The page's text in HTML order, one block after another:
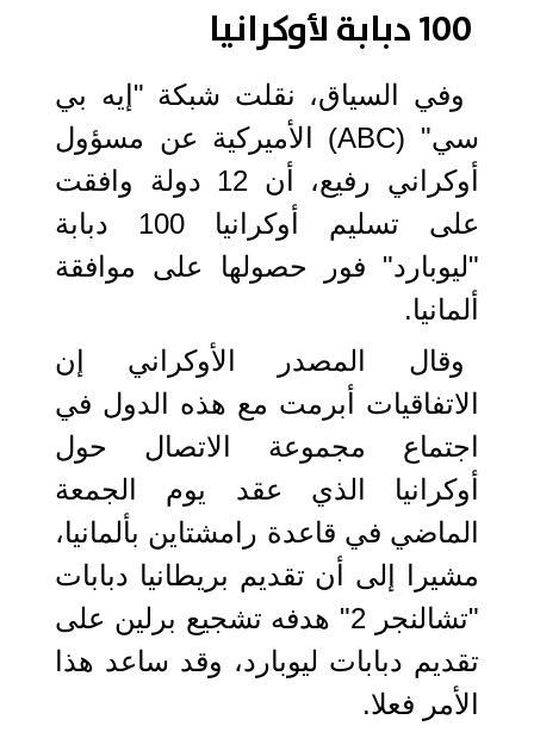
100 دبابة لأوكرانيا
وفي السياق، نقلت شبكة "إيه بي
سي" (ABC) الأميركية عن مسؤول
أوكراني رفيع، أن 12 دولة وافقت
على تسليم أوكرانيا 100 دبابة
"ليوبارد" فور حصولها على موافقة
ألمانيا.
وقال المصدر الأوكراني إن
الاتفاقيات أبرمت مع هذه الدول في
اجتماع مجموعة الاتصال حول
أوكرانيا الذي عقد يوم الجمعة
الماضي في قاعدة رامشتاين بألمانيا،
مشيرا إلى أن تقديم بريطانيا دبابات
"تشالنجر 2" هدفه تشجيع برلين على
تقديم دبابات ليوبارد، وقد ساعد هذا
الأمر فعلا.